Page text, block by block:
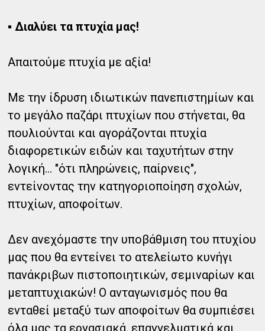
▪ Διαλύει τα πτυχία μας!
Απαιτούμε πτυχία με αξία!
Με την ίδρυση ιδιωτικών πανεπιστημίων και
το μεγάλο παζάρι πτυχίων που στήνεται, θα
πουλιούνται και αγοράζονται πτυχία
διαφορετικών ειδών και ταχυτήτων στην
λογική… "ότι πληρώνεις, παίρνεις",
εντείνοντας την κατηγοριοποίηση σχολών,
πτυχίων, αποφοίτων.
Δεν ανεχόμαστε την υποβάθμιση του πτυχίου
μας που θα εντείνει το ατελείωτο κυνήγι
πανάκριβων πιστοποιητικών, σεμιναρίων και
μεταπτυχιακών! Ο ανταγωνισμός που θα
ενταθεί μεταξύ των αποφοίτων θα συμπιέσει
όλα μας τα εργασιακά, επαγγελματικά και